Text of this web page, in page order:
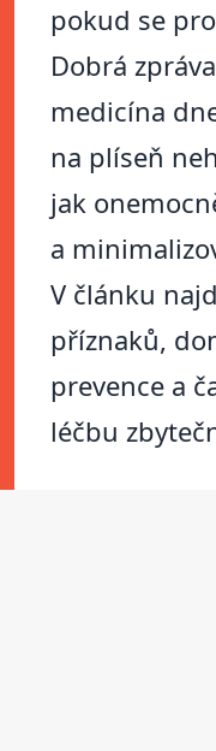
pokud se
Dobrá
medicína
na plíseň
jak
a
V článku
příznaků,
prevence a
léčbu